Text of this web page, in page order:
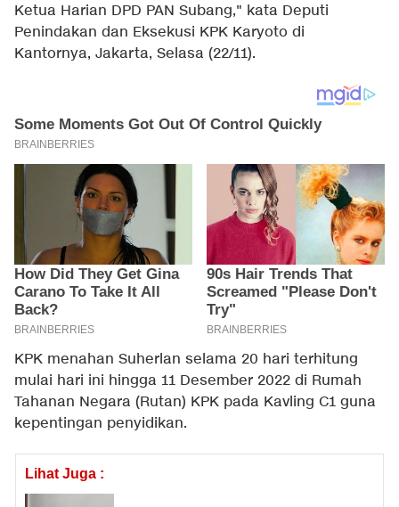
Ketua Harian DPD PAN Subang," kata Deputi
Penindakan dan Eksekusi KPK Karyoto di
Kantornya, Jakarta, Selasa (22/11).
KPK menahan Suherlan selama 20 hari terhitung
mulai hari ini hingga 11 Desember 2022 di Rumah
Tahanan Negara (Rutan) KPK pada Kavling C1 guna
kepentingan penyidikan.
Lihat Juga :